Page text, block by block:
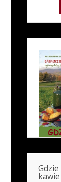
kawie